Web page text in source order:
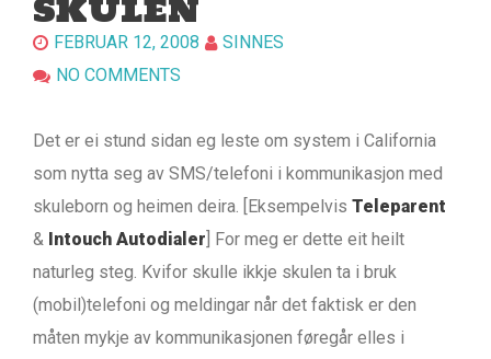
FEBRUAR 12, 2008
SINNES
NO COMMENTS
Det er ei stund sidan eg leste om system i California
som nytta seg av SMS/telefoni i kommunikasjon med
skuleborn og heimen deira. [Eksempelvis Teleparent
& Intouch Autodialer ] For meg er dette eit heilt
naturleg steg. Kvifor skulle ikkje skulen ta i bruk
(mobil)telefoni og meldingar når det faktisk er den
måten mykje av kommunikasjonen føregår elles i